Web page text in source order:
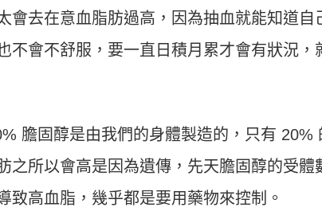
會去在意血脂肪過高，因為抽血就能知道自
不會不舒服，要一直日積月累才會有狀況，
膽固醇是由我們的身體製造的，只有 20%
之所以會高是因為遺傳，先天膽固醇的受體
致高血脂，幾乎都是要用藥物來控制。